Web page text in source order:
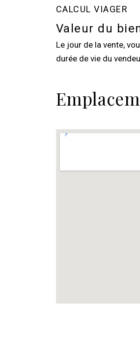
CALCUL VIAGER
Valeur du
Le jour de la vente,
durée de vie du